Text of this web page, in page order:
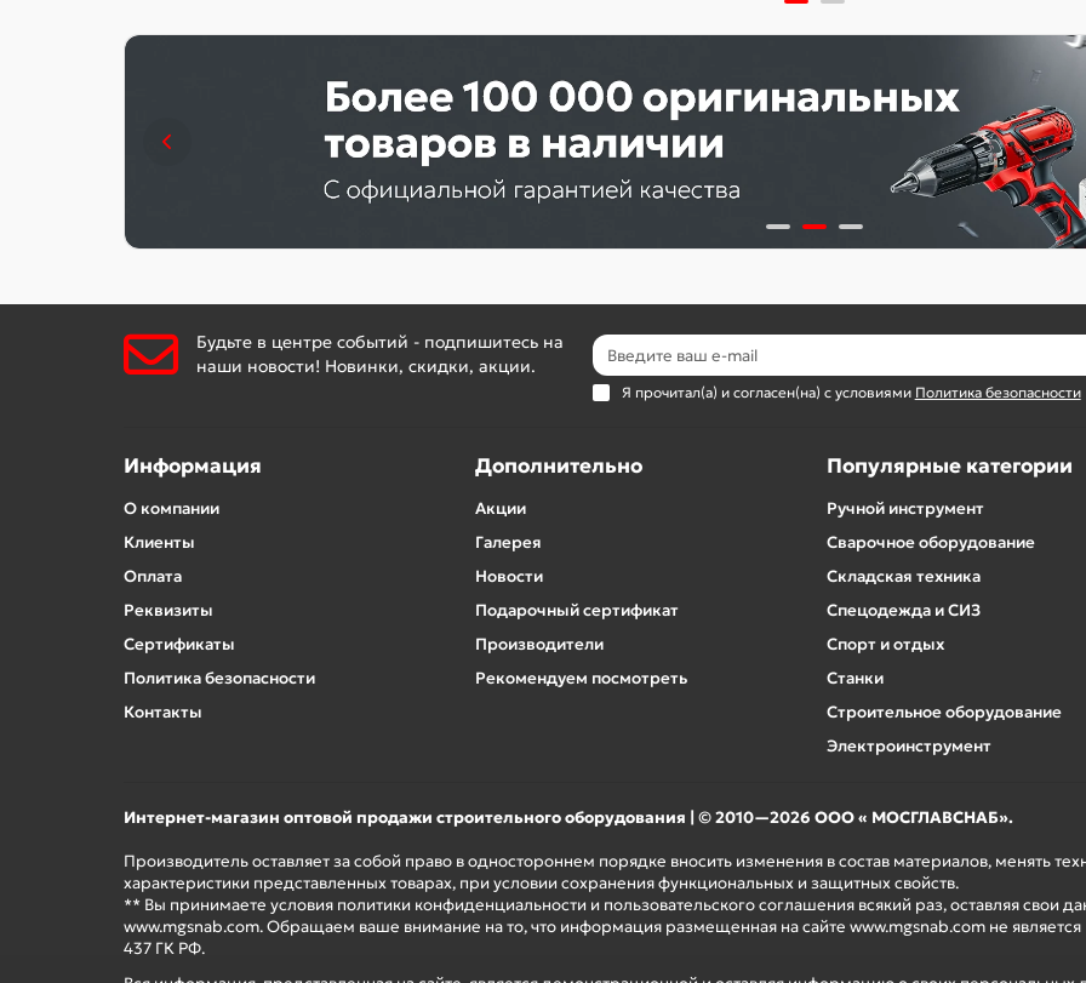
Будьте в центре событий - подпишитесь на
наши новости! Новинки, скидки, акции.
Я прочитал(а) и согласен(на) с условиями Политика безопасности
Информация
О компании
Клиенты
Оплата
Реквизиты
Сертификаты
Политика безопасности
Контакты
Дополнительно
Акции
Галерея
Новости
Подарочный сертификат
Производители
Рекомендуем посмотреть
Популярные категории
Ручной инструмент
Сварочное оборудование
Складская техника
Спецодежда и СИЗ
Спорт и отдых
Станки
Строительное оборудование
Электроинструмент
Интернет-магазин оптовой продажи строительного оборудования | © 2010—2026 ООО « МОСГЛАВСНАБ».
Производитель оставляет за собой право в одностороннем порядке вносить изменения в состав материалов, менять
характеристики представленных товарах, при условии сохранения функциональных и защитных свойств.
** Вы принимаете условия политики конфиденциальности и пользовательского соглашения всякий раз, оставляя свои
www.mgsnab.com. Обращаем ваше внимание на то, что информация размещенная на сайте www.mgsnab.com не
437 ГК РФ.